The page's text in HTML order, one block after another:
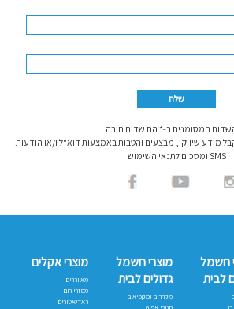
המסומנים ב-* הם שדות חובה
מידע שיווקי, מבצעים והטבות באמצעות דוא"ל ו/או הודעות
SMS ומסכים לתנאי השימוש
חשמל
לבית
מוצרי חשמל
גדולים לבית
מקררים ומקפיאים
מוצרי אקלים
מאווררים
מפזרי חום
ראדיאטורים